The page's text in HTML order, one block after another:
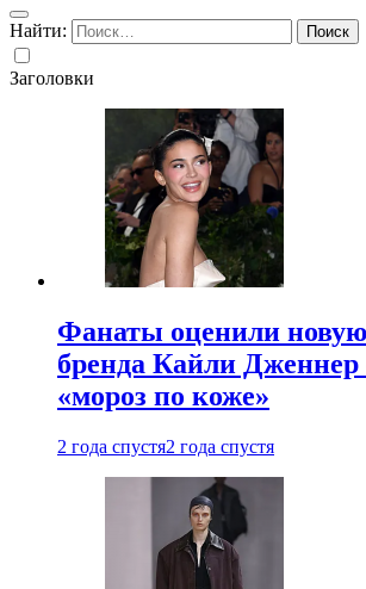
Найти:
Заголовки
Фанаты оценили
бренда Кайли Дженнер
«мороз по коже»
2 года спустя2 года спустя